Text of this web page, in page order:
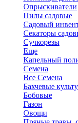
Опрыскиватели
Пилы садовые
Садовый
Секаторы
Сучкорезы
Еще
Капельный
Семена
Все Семена
Бахчевые
Бобовые
Газон
Овощи